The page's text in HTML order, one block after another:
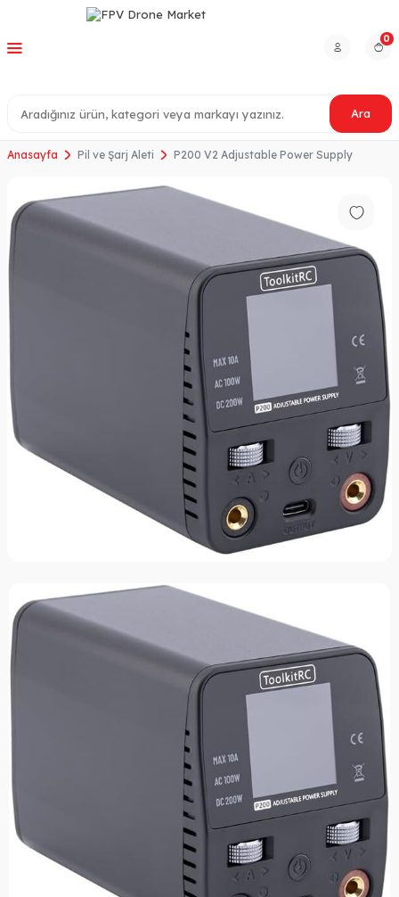
Ara
0
Anasayfa Pil ve Şarj Aleti P200 V2 Adjustable Power Supply